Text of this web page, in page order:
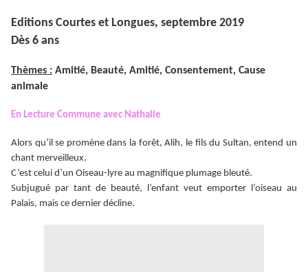
Editions Courtes et Longues, septembre 2019
Dès 6 ans
Thèmes : Amitié, Beauté, Amitié, Consentement, Cause
animale
En Lecture Commune avec Nathalie
Alors qu’il se promène dans la forêt, Alih, le fils du Sultan, entend un
chant merveilleux.
C’est celui d’un Oiseau-lyre au magnifique plumage bleuté.
Subjugué par tant de beauté, l’enfant veut emporter l’oiseau au
Palais, mais ce dernier décline.